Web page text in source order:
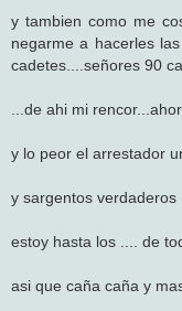
n
s
a
e
y tambien como me
negarme a hacerles
cadetes....señores 90
...de ahi mi
y lo peor el arrestador
y sargentos verdaderos
estoy hasta los .... de
asi que caña caña y